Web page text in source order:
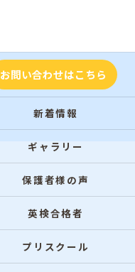
お問い合わせはこちら
新着情報
ギャラリー
保護者様の声
英検合格者
プリスクール